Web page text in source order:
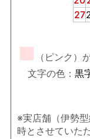
27
■
（ピンク）
文字の色： 黒
※実店舗（伊勢
時とさせていた